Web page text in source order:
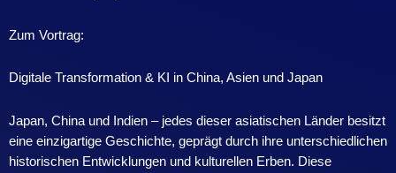
Zum Vortrag:
Digitale Transformation & KI in China, Asien und Japan
Japan, China und Indien – jedes dieser asiatischen Länder besitzt
eine einzigartige Geschichte, geprägt durch ihre unterschiedlichen
historischen Entwicklungen und kulturellen Erben. Diese